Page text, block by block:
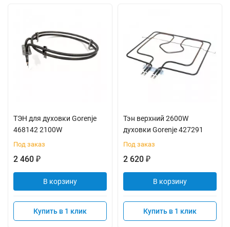
ТЭН для духовки Gorenje
468142 2100W
Под заказ
2 460 ₽
В корзину
Купить в 1 клик
Тэн верхний 2600W
духовки Gorenje 427291
Под заказ
2 620 ₽
В корзину
Купить в 1 клик